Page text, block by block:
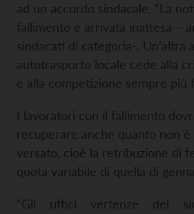
ad un accordo sindacale. “La
fallimento è arrivata inattesa –
sindacati di categoria-. Un’altra
autotrasporto locale cede alla
e alla competizione sempre più
I lavoratori con il fallimento
recuperare anche quanto non
versato, cioè la retribuzione di
quota variabile di quella di
“Gli uffici vertenze del